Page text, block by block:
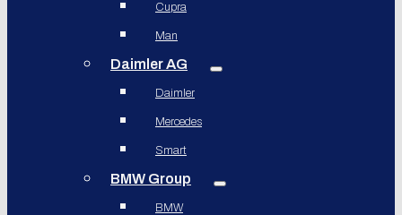
Cupra
Man
Daimler AG
Daimler
Mercedes
Smart
BMW Group
BMW